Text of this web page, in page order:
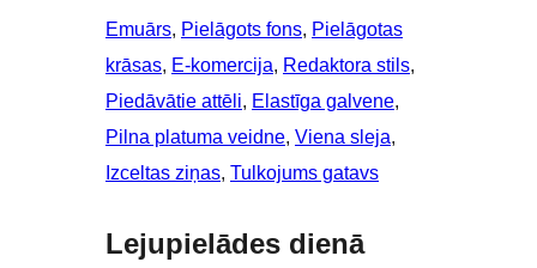
Emuārs, Pielāgots fons, Pielāgotas
krāsas, E-komercija, Redaktora stils
Piedāvātie attēli, Elastīga galvene
Pilna platuma veidne, Viena sleja
Izceltas ziņas, Tulkojums gatavs
Lejupielādes dienā